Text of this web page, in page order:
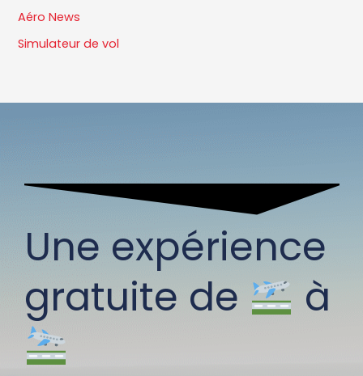
Aéro News
Simulateur de vol
Une expérience
gratuite de
à